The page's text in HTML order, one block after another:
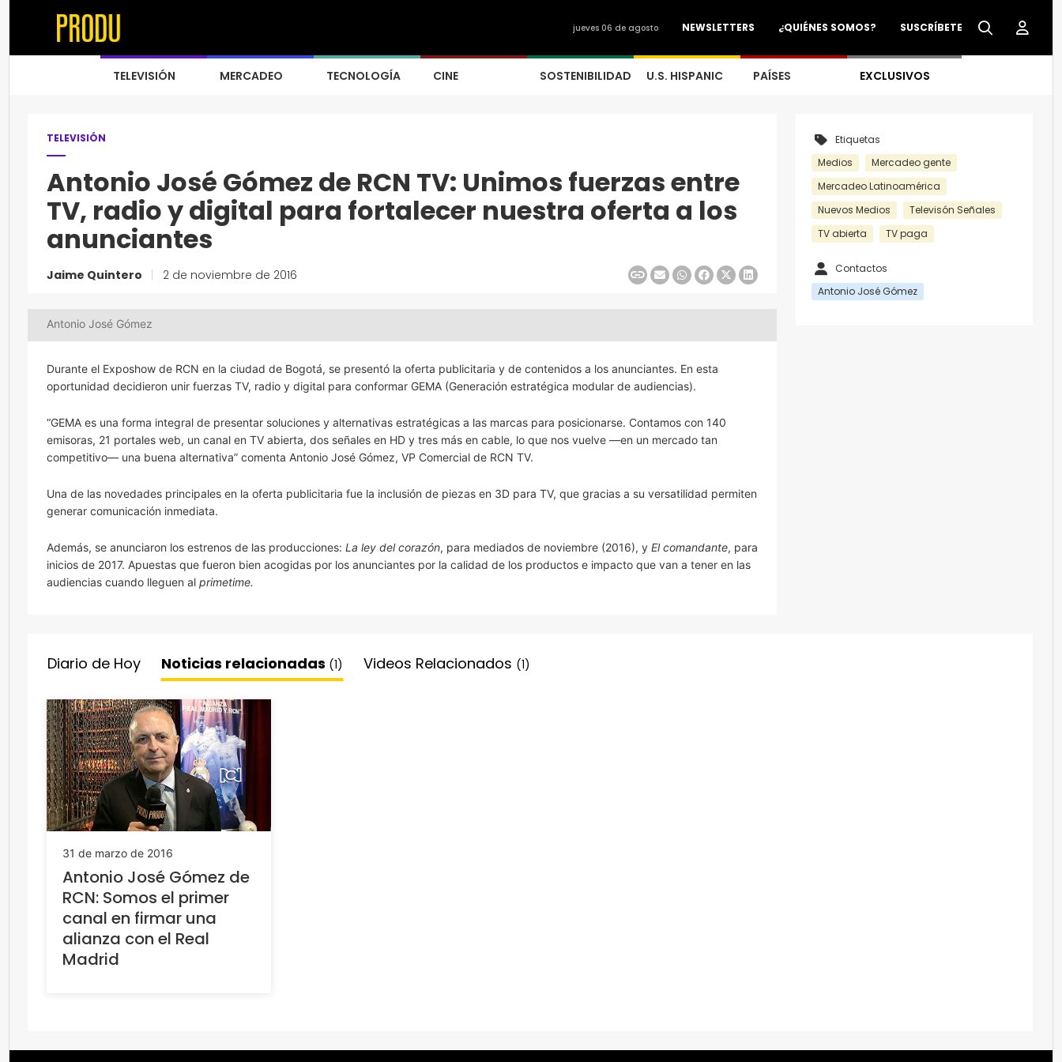
SUSCRÍBETE
¿QUIÉNES SOMOS?
NEWSLETTERS
jueves 06 de agosto
TELEVISIÓN MERCADEO TECNOLOGÍA CINE SOSTENIBILIDAD U.S. HISPANIC PAÍSES EXCLUSIVOS
TELEVISIÓN
Antonio José Gómez de RCN TV: Unimos fuerzas entre
TV, radio y digital para fortalecer nuestra oferta a los
anunciantes
Jaime Quintero 2 de noviembre de 2016
Antonio José Gómez
Durante el Exposhow de RCN en la ciudad de Bogotá, se presentó la oferta publicitaria y de contenidos a los anunciantes. En esta
oportunidad decidieron unir fuerzas TV, radio y digital para conformar GEMA (Generación estratégica modular de audiencias).
“GEMA es una forma integral de presentar soluciones y alternativas estratégicas a las marcas para posicionarse. Contamos con 140
emisoras, 21 portales web, un canal en TV abierta, dos señales en HD y tres más en cable, lo que nos vuelve —en un mercado tan
competitivo— una buena alternativa” comenta Antonio José Gómez, VP Comercial de RCN TV.
Una de las novedades principales en la oferta publicitaria fue la inclusión de piezas en 3D para TV, que gracias a su versatilidad permiten
generar comunicación inmediata.
Además, se anunciaron los estrenos de las producciones: La ley del corazón, para mediados de noviembre (2016), y El comandante, para
inicios de 2017. Apuestas que fueron bien acogidas por los anunciantes por la calidad de los productos e impacto que van a tener en las
audiencias cuando lleguen al primetime.
Etiquetas
Medios
Mercadeo gente
Mercadeo Latinoamérica
Nuevos Medios
Televisón Señales
TV abierta
TV paga
Contactos
Antonio José Gómez
Diario de Hoy Noticias relacionadas (1) Videos Relacionados (1)
31 de marzo de 2016
Antonio José Gómez de
RCN: Somos el primer
canal en firmar una
alianza con el Real
Madrid